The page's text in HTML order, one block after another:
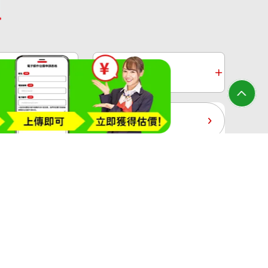
ct
黃金過去10年
白金收購